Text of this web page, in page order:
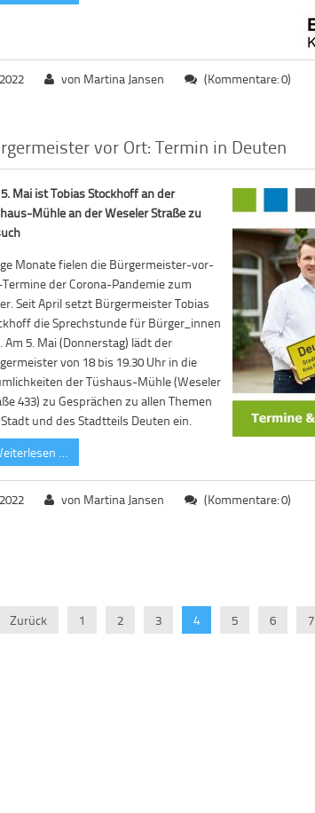
2022 von Martina Jansen (Kommentare: 0)
vor Ort: Termin in Deuten
Mai ist Tobias Stockhoff an der
Mühle an der Weseler Straße zu
Monate fielen die Bürgermeister-vor-
der Corona-Pandemie zum
Seit April setzt Bürgermeister Tobias
die Sprechstunde für Bürger_innen
Am 5. Mai (Donnerstag) lädt der
von 18 bis 19.30 Uhr in die
der Tüshaus-Mühle (Weseler
433) zu Gesprächen zu allen Themen
und des Stadtteils Deuten ein.
…
2022 von Martina Jansen (Kommentare: 0)
Zurück 1 2 3 4 5 6 7